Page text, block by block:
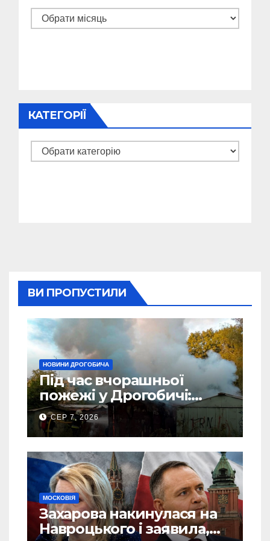
Архіви
КАТЕГОРІЇ
Категорії
ВИ ПРОПУСТИЛИ
НОВИНИ ДРОГОБИЧА
Під час вчорашньої
пожежі у Дрогобичі:
“врятовано” 4 гаражі
(Відео)
СЕР 7, 2026
МОСКОВІЯ
Захарова накинулася на
Навроцького і заявила,